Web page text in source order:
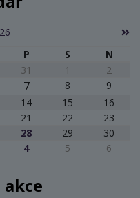
P S
N
31 1
2
7 8
9
14 15
16
21 22
23
28 29
30
4 5 6